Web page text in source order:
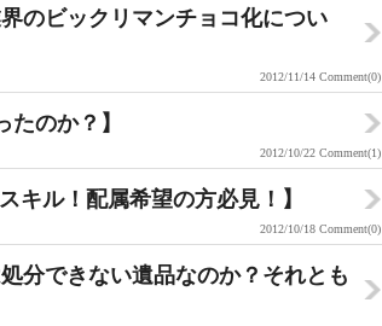
のビックリマンチョコ化につい
2012/11/14 Comment(0)
たのか？】
2012/10/22 Comment(1)
キル！配属希望の方必見！】
2012/10/18 Comment(0)
分できない遺品なのか？それとも